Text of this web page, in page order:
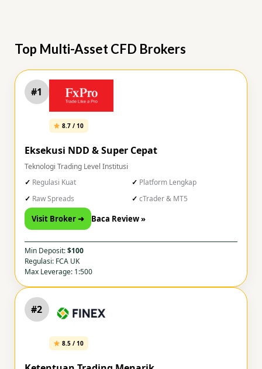
Top Multi-Asset CFD Brokers
#1
8.7 / 10
Eksekusi NDD & Super Cepat
Teknologi Trading Level Institusi
Regulasi Kuat
Platform Lengkap
Raw Spreads
cTrader & MT5
Visit Broker ➜ Baca Review »
Min Deposit:$100
Regulasi: FCA UK
Max Leverage: 1:500
#2
8.5 / 10